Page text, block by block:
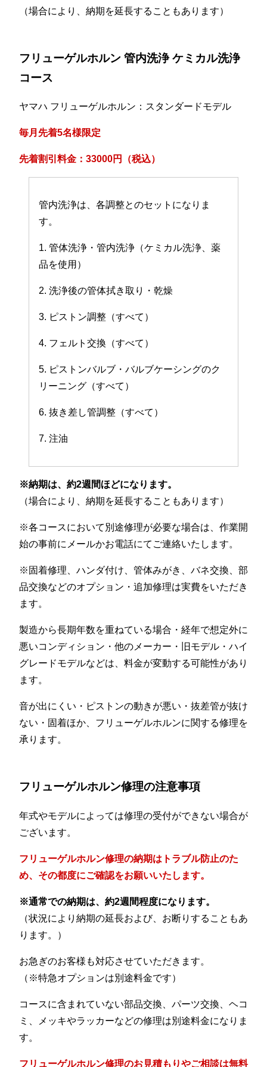
（場合により、納期を延長することもあります）
フリューゲルホルン 管内洗浄 ケミカル洗浄
コース
ヤマハ フリューゲルホルン：スタンダードモデル
毎月先着5名様限定
先着割引料金：33000円（税込）
管内洗浄は、各調整とのセットになりま
す。
1. 管体洗浄・管内洗浄（ケミカル洗浄、薬
品を使用）
2. 洗浄後の管体拭き取り・乾燥
3. ピストン調整（すべて）
4. フェルト交換（すべて）
5. ピストンバルブ・バルブケーシングのク
リーニング（すべて）
6. 抜き差し管調整（すべて）
7. 注油
※納期は、約2週間ほどになります。
（場合により、納期を延長することもあります）
※各コースにおいて別途修理が必要な場合は、作業開
始の事前にメールかお電話にてご連絡いたします。
※固着修理、ハンダ付け、管体みがき、バネ交換、部
品交換などのオプション・追加修理は実費をいただき
ます。
製造から長期年数を重ねている場合・経年で想定外に
悪いコンディション・他のメーカー・旧モデル・ハイ
グレードモデルなどは、料金が変動する可能性があり
ます。
音が出にくい・ピストンの動きが悪い・抜差管が抜け
ない・固着ほか、フリューゲルホルンに関する修理を
承ります。
フリューゲルホルン修理の注意事項
年式やモデルによっては修理の受付ができない場合が
ございます。
フリューゲルホルン修理の納期はトラブル防止のた
め、その都度にご確認をお願いいたします。
※通常での納期は、約2週間程度になります。
（状況により納期の延長および、お断りすることもあ
ります。）
お急ぎのお客様も対応させていただきます。
（※特急オプションは別途料金です）
コースに含まれていない部品交換、パーツ交換、ヘコ
ミ、メッキやラッカーなどの修理は別途料金になりま
す。
フリューゲルホルン修理のお見積もりやご相談は無料